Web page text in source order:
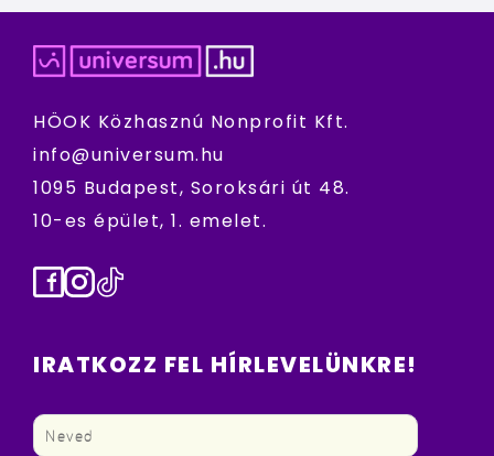
HÖOK Közhasznú Nonprofit Kft.
info@universum.hu
1095 Budapest, Soroksári út 48.
10-es épület, 1. emelet.
Facebook
Instagram
TikTok
IRATKOZZ FEL HÍRLEVELÜNKRE!